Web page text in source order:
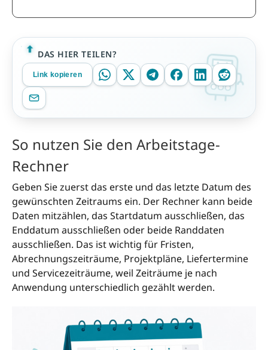
DAS HIER TEILEN?
Link kopieren
So nutzen Sie den Arbeitstage-
Rechner
Geben Sie zuerst das erste und das letzte Datum des
gewünschten Zeitraums ein. Der Rechner kann beide
Daten mitzählen, das Startdatum ausschließen, das
Enddatum ausschließen oder beide Randdaten
ausschließen. Das ist wichtig für Fristen,
Abrechnungszeiträume, Projektpläne, Liefertermine
und Servicezeiträume, weil Zeiträume je nach
Anwendung unterschiedlich gezählt werden.